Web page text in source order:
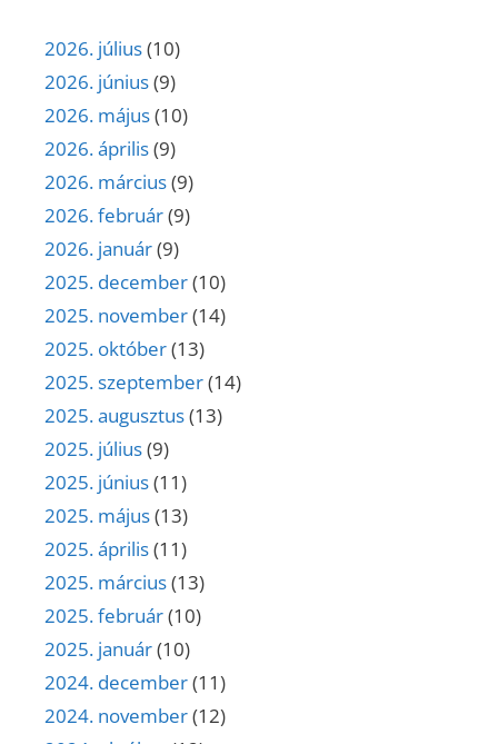
2026. július(10)
2026. június(9)
2026. május(10)
2026. április(9)
2026. március(9)
2026. február(9)
2026. január(9)
2025. december(10)
2025. november(14)
2025. október(13)
2025. szeptember(14)
2025. augusztus(13)
2025. július(9)
2025. június(11)
2025. május(13)
2025. április(11)
2025. március(13)
2025. február(10)
2025. január(10)
2024. december(11)
2024. november(12)